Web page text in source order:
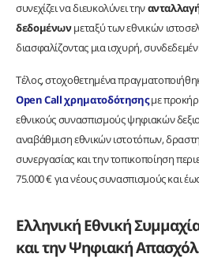
συνεχίζει να διευκολύνει την
δεδομένωνμεταξύ των εθνικών
διασφαλίζοντας μια ισχυρή,
Τέλος, στοχοθετημένα
Open Call χρηματοδότησηςμε
εθνικούς συνασπισμούς ψηφιακών
αναβάθμιση εθνικών ιστοτόπων,
συνεργασίας και την τοπικοποίηση
75.000 € για νέους συνασπισμούς και
Ελληνική Εθνική
και την Ψηφιακή